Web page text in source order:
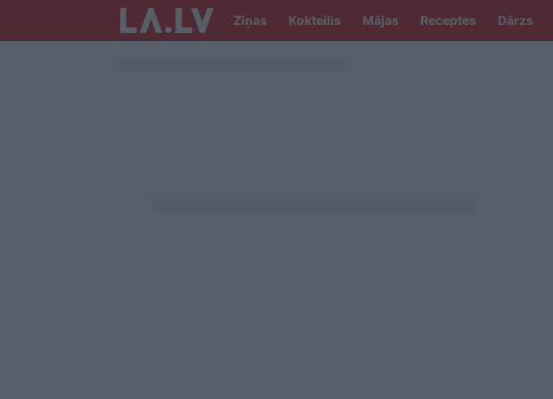
Ziņas Kokteilis Mājas Receptes Dārzs